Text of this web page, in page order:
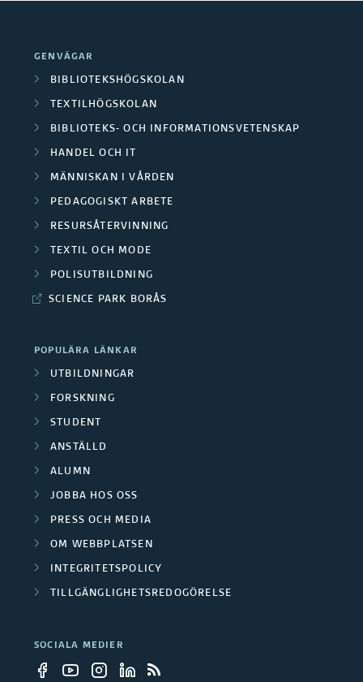
GENVÄGAR
BIBLIOTEKSHÖGSKOLAN
TEXTILHÖGSKOLAN
BIBLIOTEKS- OCH INFORMATIONSVETENSKAP
HANDEL OCH IT
MÄNNISKAN I VÅRDEN
PEDAGOGISKT ARBETE
RESURSÅTERVINNING
TEXTIL OCH MODE
POLISUTBILDNING
SCIENCE PARK BORÅS
POPULÄRA LÄNKAR
UTBILDNINGAR
FORSKNING
STUDENT
ANSTÄLLD
ALUMN
JOBBA HOS OSS
PRESS OCH MEDIA
OM WEBBPLATSEN
INTEGRITETSPOLICY
TILLGÄNGLIGHETSREDOGÖRELSE
SOCIALA MEDIER